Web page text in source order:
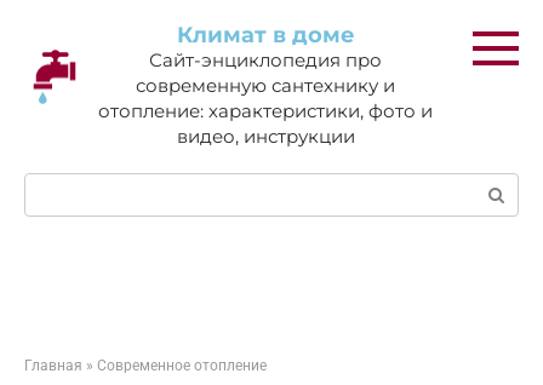
контенту
Климат в доме
Сайт-энциклопедия про
современную сантехнику и
отопление: характеристики, фото и
видео, инструкции
Поиск:
Главная » Современное отопление